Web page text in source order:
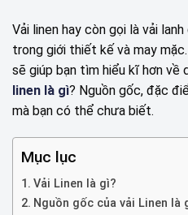
Vải linen hay còn gọi là vải
trong giới thiết kế và may mặc.
sẽ giúp bạn tìm hiểu kĩ hơn về
linen là gì? Nguồn gốc, đặc
mà bạn có thể chưa biết.
Mục lục
Vải Linen là gì?
Nguồn gốc của vải Linen là